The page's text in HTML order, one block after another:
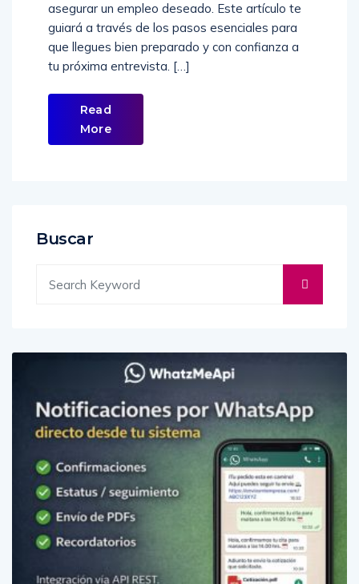
asegurar un empleo deseado. Este artículo te
guiará a través de los pasos esenciales para
que llegues bien preparado y con confianza a
tu próxima entrevista. […]
Read
More
Buscar